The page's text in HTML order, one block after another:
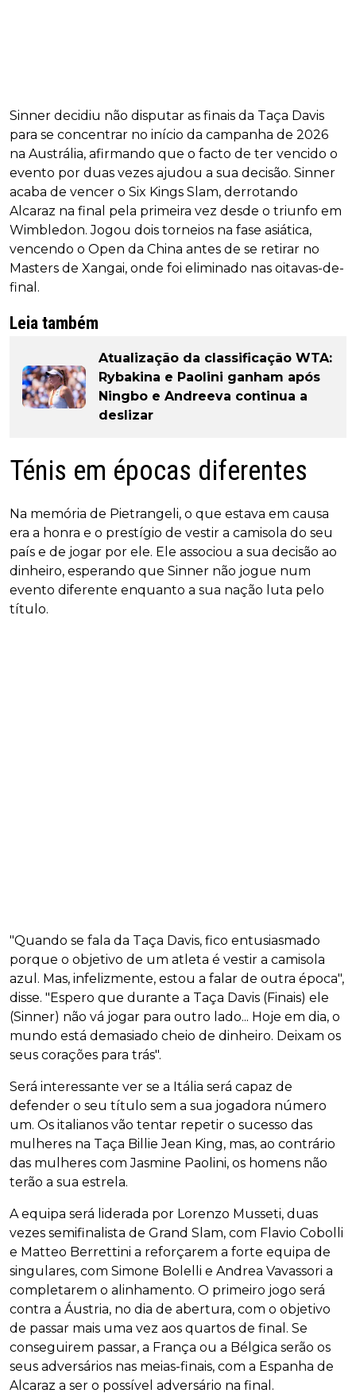
Sinner decidiu não disputar as finais da Taça Davis
para se concentrar no início da campanha de 2026
na Austrália, afirmando que o facto de ter vencido o
evento por duas vezes ajudou a sua decisão. Sinner
acaba de vencer o Six Kings Slam, derrotando
Alcaraz na final pela primeira vez desde o triunfo em
Wimbledon. Jogou dois torneios na fase asiática,
vencendo o Open da China antes de se retirar no
Masters de Xangai, onde foi eliminado nas oitavas-de-
final.
Leia também
Atualização da classificação WTA:
Rybakina e Paolini ganham após
Ningbo e Andreeva continua a
deslizar
Ténis em épocas diferentes
Na memória de Pietrangeli, o que estava em causa
era a honra e o prestígio de vestir a camisola do seu
país e de jogar por ele. Ele associou a sua decisão ao
dinheiro, esperando que Sinner não jogue num
evento diferente enquanto a sua nação luta pelo
título.
"Quando se fala da Taça Davis, fico entusiasmado
porque o objetivo de um atleta é vestir a camisola
azul. Mas, infelizmente, estou a falar de outra época",
disse. "Espero que durante a Taça Davis (Finais) ele
(Sinner) não vá jogar para outro lado... Hoje em dia, o
mundo está demasiado cheio de dinheiro. Deixam os
seus corações para trás".
Será interessante ver se a Itália será capaz de
defender o seu título sem a sua jogadora número
um. Os italianos vão tentar repetir o sucesso das
mulheres na Taça Billie Jean King, mas, ao contrário
das mulheres com Jasmine Paolini, os homens não
terão a sua estrela.
A equipa será liderada por Lorenzo Musseti, duas
vezes semifinalista de Grand Slam, com Flavio Cobolli
e Matteo Berrettini a reforçarem a forte equipa de
singulares, com Simone Bolelli e Andrea Vavassori a
completarem o alinhamento. O primeiro jogo será
contra a Áustria, no dia de abertura, com o objetivo
de passar mais uma vez aos quartos de final. Se
conseguirem passar, a França ou a Bélgica serão os
seus adversários nas meias-finais, com a Espanha de
Alcaraz a ser o possível adversário na final.